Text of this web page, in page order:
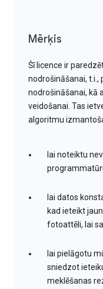
Mērķis
Šī licence ir
nodrošināšanai,
nodrošināšanai, kā
veidošanai. Tas
algoritmu
lai noteiktu
lai datos
kad ieteikt
fotoattēli, lai
lai pielāgotu
sniedzot
meklēšanas